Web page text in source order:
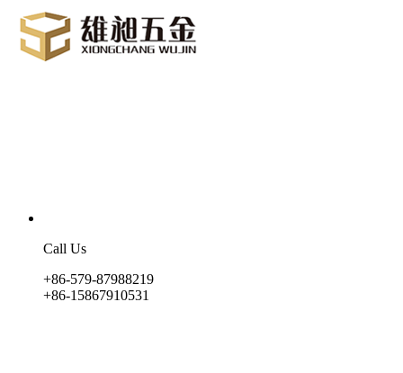
Call Us
+86-579-87988219
+86-15867910531